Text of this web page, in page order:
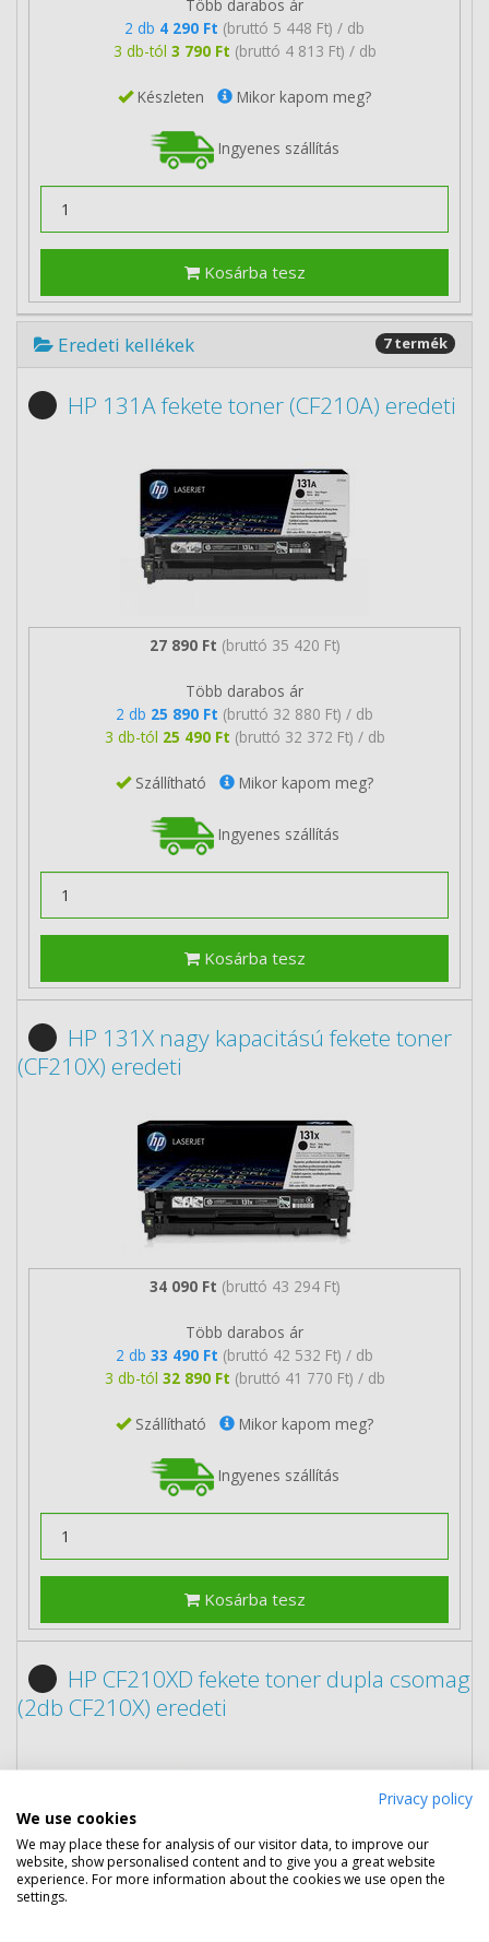
Több darabos ár
2 db 4 290 Ft (bruttó 5 448 Ft) / db
3 db-tól 3 790 Ft (bruttó 4 813 Ft) / db
Készleten Mikor kapom meg?
Ingyenes szállítás
Kosárba tesz
Eredeti kellékek 7 termék
HP 131A fekete toner (CF210A) eredeti
27 890 Ft (bruttó 35 420 Ft)
Több darabos ár
2 db 25 890 Ft (bruttó 32 880 Ft) / db
3 db-tól 25 490 Ft (bruttó 32 372 Ft) / db
Szállítható Mikor kapom meg?
Ingyenes szállítás
Kosárba tesz
HP 131X nagy kapacitású fekete toner
(CF210X) eredeti
34 090 Ft (bruttó 43 294 Ft)
Több darabos ár
2 db 33 490 Ft (bruttó 42 532 Ft) / db
3 db-tól 32 890 Ft (bruttó 41 770 Ft) / db
Szállítható Mikor kapom meg?
Ingyenes szállítás
Kosárba tesz
HP CF210XD fekete toner dupla csomag
(2db CF210X) eredeti
Privacy policy
We use cookies
We may place these for analysis of our visitor data, to improve our
website, show personalised content and to give you a great website
experience. For more information about the cookies we use open the
settings.